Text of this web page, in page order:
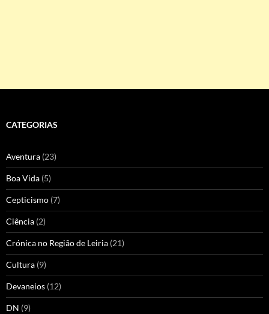
CATEGORIAS
Aventura (23)
Boa Vida (5)
Cepticismo (7)
Ciência (2)
Crónica no Região de Leiria (21)
Cultura (9)
Devaneios (12)
DN (9)